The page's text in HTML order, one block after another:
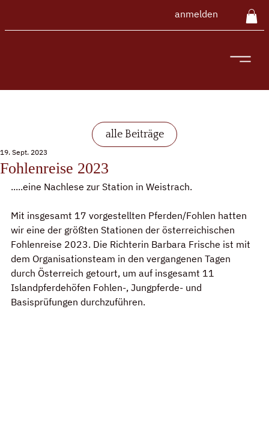
anmelden
alle Beiträge
Fohlenreise 2023
19. Sept. 2023
.....eine Nachlese zur Station in Weistrach.
Mit insgesamt 17 vorgestellten Pferden/Fohlen hatten
wir eine der größten Stationen der österreichischen
Fohlenreise 2023. Die Richterin Barbara Frische ist mit
dem Organisationsteam in den vergangenen Tagen
durch Österreich getourt, um auf insgesamt 11
Islandpferdehöfen Fohlen-, Jungpferde- und
Basisprüfungen durchzuführen.